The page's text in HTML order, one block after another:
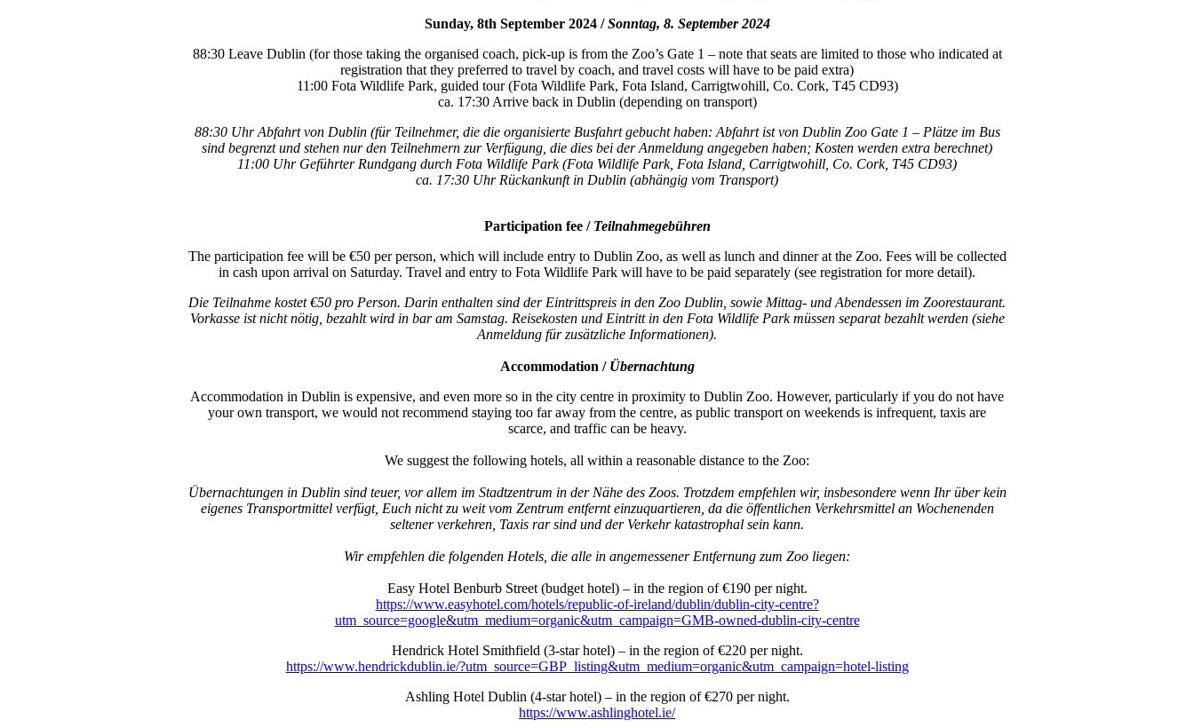
Sunday, 8th September 2024 /Sonntag, 8. September 2024
88:30 Leave Dublin (for those taking the organised coach, pick-up is from the Zoo’s Gate 1 – note that seats are limited to those who indicated at
registration that they preferred to travel by coach, and travel costs will have to be paid extra)
11:00 Fota Wildlife Park, guided tour (Fota Wildlife Park, Fota Island, Carrigtwohill, Co. Cork, T45 CD93)
ca. 17:30 Arrive back in Dublin (depending on transport)
88:30 Uhr Abfahrt von Dublin (für Teilnehmer, die die organisierte Busfahrt gebucht haben: Abfahrt ist von Dublin Zoo Gate 1 – Plätze im Bus
sind begrenzt und stehen nur den Teilnehmern zur Verfügung, die dies bei der Anmeldung angegeben haben; Kosten werden extra berechnet)
11:00 Uhr Geführter Rundgang durch Fota Wildlife Park (Fota Wildlife Park, Fota Island, Carrigtwohill, Co. Cork, T45 CD93)
ca. 17:30 Uhr Rückankunft in Dublin (abhängig vom Transport)
Participation fee / Teilnahmegebühren
The participation fee will be €50 per person, which will include entry to Dublin Zoo, as well as lunch and dinner at the Zoo. Fees will be collected
in cash upon arrival on Saturday. Travel and entry to Fota Wildlife Park will have to be paid separately (see registration for more detail).
Die Teilnahme kostet €50 pro Person. Darin enthalten sind der Eintrittspreis in den Zoo Dublin, sowie Mittag- und Abendessen im Zoorestaurant.
Vorkasse ist nicht nötig, bezahlt wird in bar am Samstag. Reisekosten und Eintritt in den Fota Wildlife Park müssen separat bezahlt werden (siehe
Anmeldung für zusätzliche Informationen).
Accommodation / Übernachtung
Accommodation in Dublin is expensive, and even more so in the city centre in proximity to Dublin Zoo. However, particularly if you do not have
your own transport, we would not recommend staying too far away from the centre, as public transport on weekends is infrequent, taxis are
scarce, and traffic can be heavy.
We suggest the following hotels, all within a reasonable distance to the Zoo:
Übernachtungen in Dublin sind teuer, vor allem im Stadtzentrum in der Nähe des Zoos. Trotzdem empfehlen wir, insbesondere wenn Ihr über kein
eigenes Transportmittel verfügt, Euch nicht zu weit vom Zentrum entfernt einzuquartieren, da die öffentlichen Verkehrsmittel an Wochenenden
seltener verkehren, Taxis rar sind und der Verkehr katastrophal sein kann.
Wir empfehlen die folgenden Hotels, die alle in angemessener Entfernung zum Zoo liegen:
Easy Hotel Benburb Street (budget hotel) – in the region of €190 per night.
https://www.easyhotel.com/hotels/republic-of-ireland/dublin/dublin-city-centre?
utm_source=google&utm_medium=organic&utm_campaign=GMB-owned-dublin-city-centre
Hendrick Hotel Smithfield (3-star hotel) – in the region of €220 per night.
https://www.hendrickdublin.ie/?utm_source=GBP_listing&utm_medium=organic&utm_campaign=hotel-listing
Ashling Hotel Dublin (4-star hotel) – in the region of €270 per night.
https://www.ashlinghotel.ie/